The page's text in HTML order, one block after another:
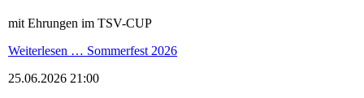
mit Ehrungen im TSV-CUP
Weiterlesen … Sommerfest 2026
25.06.2026 21:00